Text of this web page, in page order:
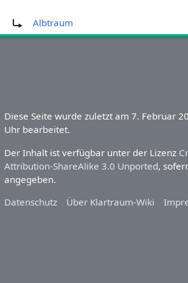
Albtraum
Diese Seite wurde zuletzt am 7. Februar
Uhr bearbeitet.
Der Inhalt ist verfügbar unter der Lizenz
Attribution-ShareAlike 3.0 Unported,
angegeben.
Datenschutz
Über Klartraum-Wiki